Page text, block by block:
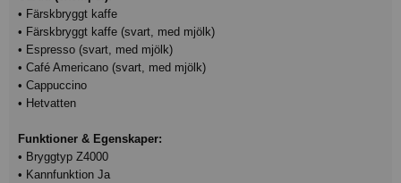
• Färskbryggt kaffe
• Färskbryggt kaffe (svart, med mjölk)
• Espresso (svart, med mjölk)
• Café Americano (svart, med mjölk)
• Cappuccino
• Hetvatten
Funktioner & Egenskaper:
• Bryggtyp Z4000
• Kannfunktion Ja